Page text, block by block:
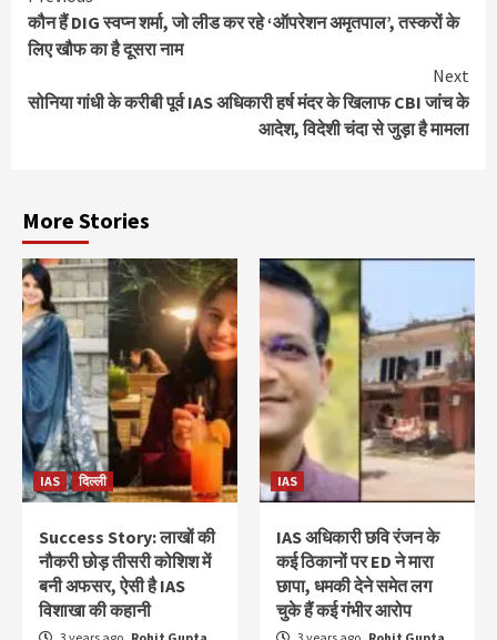
Reading
कौन हैं DIG स्वप्न शर्मा, जो लीड कर रहे ‘ऑपरेशन अमृतपाल’, तस्करों के
लिए खौफ का है दूसरा नाम
Next
सोनिया गांधी के करीबी पूर्व IAS अधिकारी हर्ष मंदर के खिलाफ CBI जांच के
आदेश, विदेशी चंदा से जुड़ा है मामला
More Stories
IAS दिल्ली
Success Story: लाखों की
नौकरी छोड़ तीसरी कोशिश में
बनी अफसर, ऐसी है IAS
विशाखा की कहानी
IAS
IAS अधिकारी छवि रंजन के
कई ठिकानों पर ED ने मारा
छापा, धमकी देने समेत लग
चुके हैं कई गंभीर आरोप